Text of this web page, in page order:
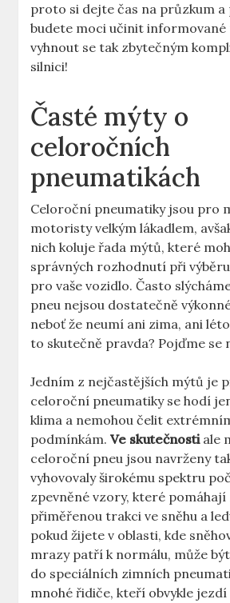
proto si dejte čas na průzkum a
budete moci učinit
vyhnout se tak zbytečným
silnici!
Časté mýty o
celoročních
pneumatikách
Celoroční pneumatiky jsou pro
motoristy velkým lákadlem,
nich koluje řada mýtů, které
správných rozhodnutí při
pro vaše vozidlo. Často
pneu nejsou dostatečně
neboť že neumí ani zima, ani
to skutečně pravda? Pojďme se
Jedním z nejčastějších mýtů je
celoroční pneumatiky se hodí
klima a nemohou čelit
podmínkám.Ve skutečnostiale
celoroční pneu jsou navrženy
vyhovovaly širokému spektru
zpevněné vzory, které
přiměřenou trakci ve sněhu a
pokud žijete v oblasti, kde
mrazy patří k normálu, může
do speciálních zimních
mnohé řidiče, kteří obvykle